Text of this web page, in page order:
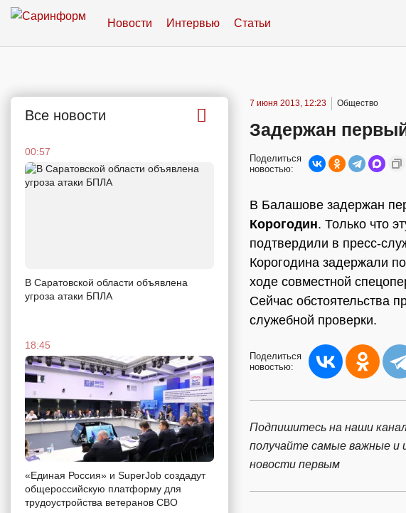
Новости Интервью Статьи
Все новости
00:57
В Саратовской области объявлена
угроза атаки БПЛА
18:45
«Единая Россия» и SuperJob создадут
общероссийскую платформу для
трудоустройства ветеранов СВО
7 июня 2013, 12:23 Общество
Задержан
Поделиться
новостью:
В Балашове задержан
Корогодин. Только что
подтвердили в пресс-
Корогодина задержали
ходе совместной
Сейчас обстоятельства
служебной проверки.
Поделиться
новостью:
Подпишитесь на наши
получайте самые важные и
новости первым